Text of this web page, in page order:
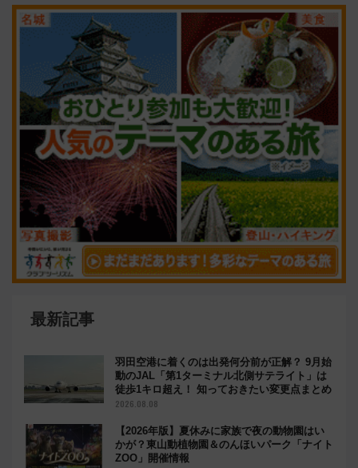
最新記事
羽田空港に着くのは出発何分前が正解？ 9月始
動のJAL「第1ターミナル北側サテライト」は
徒歩1キロ超え！ 知っておきたい変更点まとめ
2026.08.08
【2026年版】夏休みに家族で夜の動物園はい
かが？東山動植物園＆のんほいパーク「ナイト
ZOO」開催情報